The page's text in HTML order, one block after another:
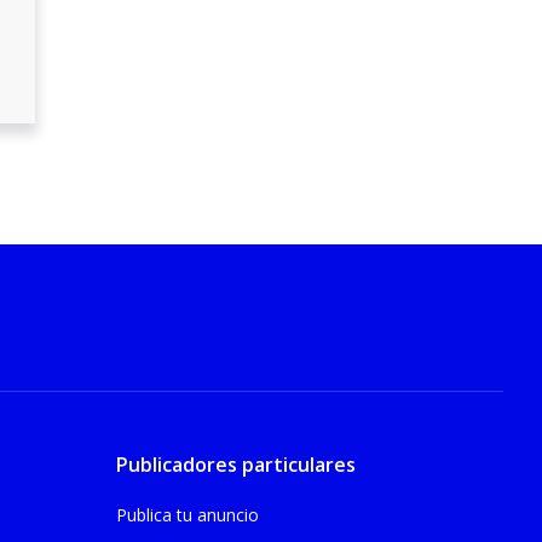
Publicadores particulares
Publica tu anuncio